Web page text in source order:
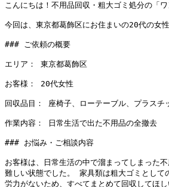
こんにちは！不用品回収・粗大ゴミ処分の「
今回は、東京都葛飾区にお住まいの20代の女
### ご依頼の概要
エリア： 東京都葛飾区
お客様： 20代女性
回収品目： 座椅子、ローテーブル、プラス
作業内容： 日常生活で出た不用品の全撤去
### お悩み・ご相談内容
お客様は、日常生活の中で溜まってしまった
難しい状態でした。 家具類は粗大ゴミとして
労力がないため、すべてまとめて回収してほ